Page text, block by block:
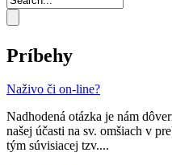
Príbehy
Naživo či on-line?
Nadhodená otázka je nám
našej účasti na sv. omšiach v
tým súvisiacej tzv....